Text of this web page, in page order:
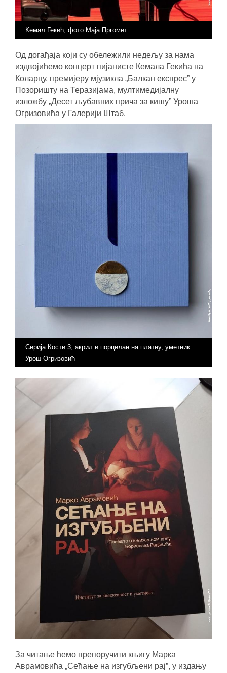
Кемал Гекић, фото Маја Пргомет
Од догађаја који су обележили недељу за нама
издвојићемо концерт пијанисте Кемала Гекића на
Коларцу, премијеру мјузикла „Балкан експрес” у
Позоришту на Теразијама, мултимедијалну
изложбу „Десет љубавних прича за кишу” Уроша
Огризовића у Галерији Штаб.
Серија Кости 3, акрил и порцелан на платну, уметник
Урош Огризовић
За читање ћемо препоручити књигу Марка
Аврамовића „Сећање на изгубљени рај”, у издању